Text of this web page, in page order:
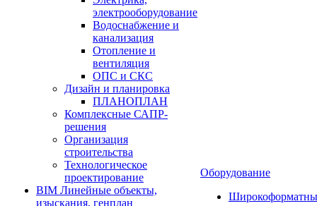
электрооборудование
Водоснабжение и
канализация
Отопление и
вентиляция
ОПС и СКС
Дизайн и планировка
ПЛАНОПЛАН
Комплексные САПР-
решения
Организация
строительства
Технологическое
проектирование
BIM Линейные объекты,
изыскания, генплан
Оборудование